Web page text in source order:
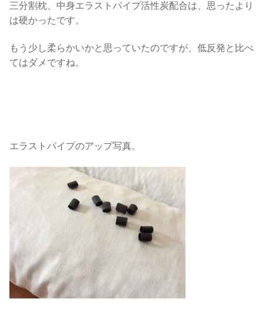
三分割枕、中身エラストパイプ活性炭配合は、思ったより
は硬かったです。
もう少し柔らかいかと思っていたのですが、低反発と比べ
てはダメですね。
エラストパイプのアップ写真。